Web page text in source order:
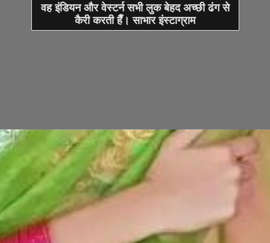
वह इंडियन और वेस्टर्न सभी लुक बेहद अच्छी ढंग से
कैरी करती हैँ। साभार इंस्टाग्राम